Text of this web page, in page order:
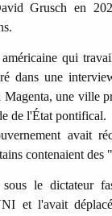
Grusch en
qui
dans une
une ville
de l'État pontifical.
avait
contenaient des "
le dictateur
et l'avait